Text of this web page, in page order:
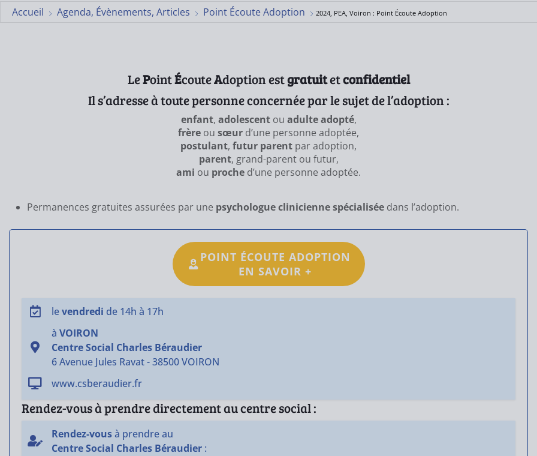
Accueil Agenda, Évènements, Articles Point Écoute Adoption 2024, PEA, Voiron : Point Écoute Adoption
LePointÉcouteAdoption estgratuitetconfidentiel
Il s’adresse à toute personne concernée par le sujet de l’adoption :
enfant, adolescentou adulte adopté,
frère ou sœur d’une personne adoptée,
postulant, futur parent par adoption,
parent, grand-parent ou futur,
ami ou proche d’une personne adoptée.
Permanences gratuites assurées par une psychologue clinicienne spécialisée dans l’adoption.
POINT ÉCOUTE ADOPTION
EN SAVOIR +
levendredi de 14h à 17h
à VOIRON
Centre Social Charles Béraudier
6 Avenue Jules Ravat - 38500 VOIRON
www.csberaudier.fr
Rendez-vous à prendre directement au centre social :
Rendez-vousà prendre au
Centre Social Charles Béraudier :